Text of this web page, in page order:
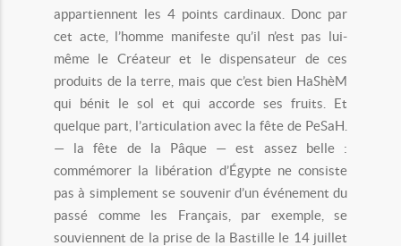
appartiennent les 4 points cardinaux. Donc par
cet acte, l’homme manifeste qu’il n’est pas lui-
même le Créateur et le dispensateur de ces
produits de la terre, mais que c’est bien HaShèM
qui bénit le sol et qui accorde ses fruits. Et
quelque part, l’articulation avec la fête de PeSaH.
— la fête de la Pâque — est assez belle :
commémorer la libération d’Égypte ne consiste
pas à simplement se souvenir d’un événement du
passé comme les Français, par exemple, se
souviennent de la prise de la Bastille le 14 juillet